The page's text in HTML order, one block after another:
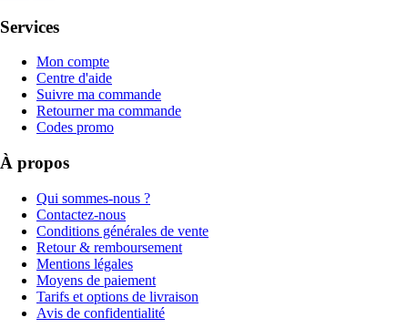
Services
Mon compte
Centre d'aide
Suivre ma commande
Retourner ma commande
Codes promo
À propos
Qui sommes-nous ?
Contactez-nous
Conditions générales de vente
Retour & remboursement
Mentions légales
Moyens de paiement
Tarifs et options de livraison
Avis de confidentialité